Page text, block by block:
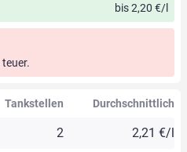
bis 2,20 €/l
Tankstellen Durchschnittlich
2 2,21 €/l